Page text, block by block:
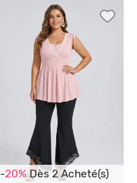
-20%Dès 2 Acheté(s)